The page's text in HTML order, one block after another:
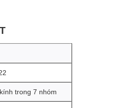
trong 7 nhóm